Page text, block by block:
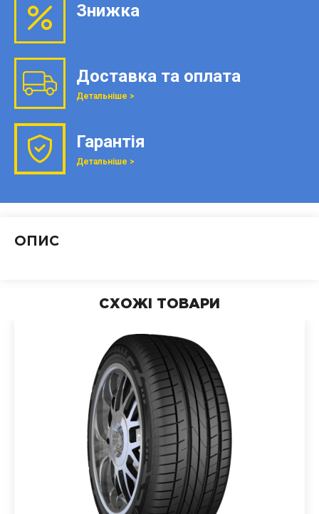
Знижка
Доставка та оплата
Детальніше >
Гарантія
Детальніше >
ОПИС
СХОЖІ ТОВАРИ